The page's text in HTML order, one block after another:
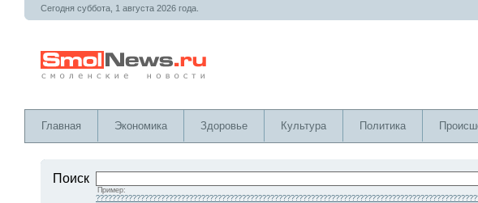
Сегодня суббота, 1 августа 2026 года.
Главная Экономика Здоровье Культура Политика
Поиск
Пример: